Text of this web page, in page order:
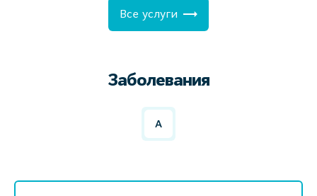
Все услуги
Заболевания
А